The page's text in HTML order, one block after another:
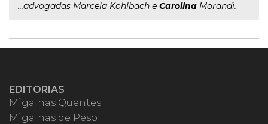
...advogadas Marcela Kohlbach e Carolina Morandi.
EDITORIAS
Migalhas Quentes
Migalhas de Peso